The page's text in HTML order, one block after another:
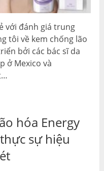
với đánh giá trung
tôi về kem chống lão
bởi các bác sĩ da
ở Mexico và
hóa Energy
sự hiệu